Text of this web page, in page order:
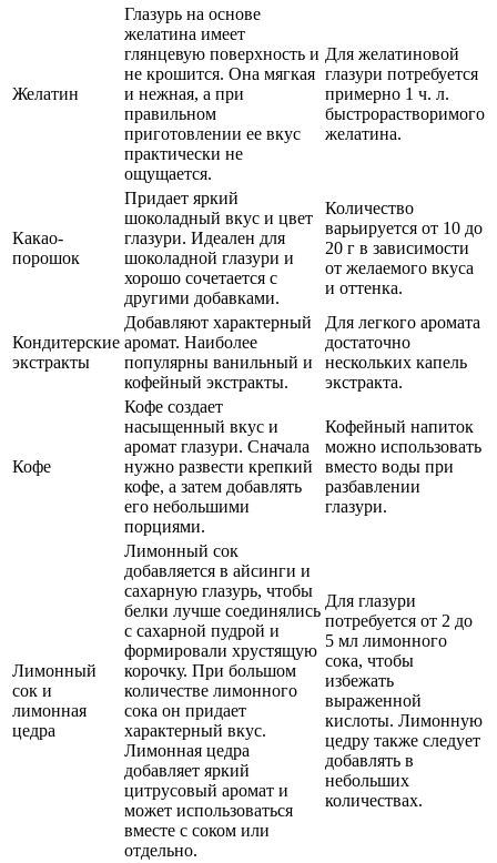
Желатин
Глазурь на основе
желатина имеет
глянцевую поверхность и
не крошится. Она мягкая
и нежная, а при
правильном
приготовлении ее вкус
практически не
ощущается.
Для желатиновой
глазури потребуется
примерно 1 ч. л.
быстрорастворимого
желатина.
Какао-
порошок
Придает яркий
шоколадный вкус и цвет
глазури. Идеален для
шоколадной глазури и
хорошо сочетается с
другими добавками.
Количество
варьируется от 10 до
20 г в зависимости
от желаемого вкуса
и оттенка.
Кондитерские
экстракты
Добавляют характерный
аромат. Наиболее
популярны ванильный и
кофейный экстракты.
Для легкого аромата
достаточно
нескольких капель
экстракта.
Кофе
Кофе создает
насыщенный вкус и
аромат глазури. Сначала
нужно развести крепкий
кофе, а затем добавлять
его небольшими
порциями.
Кофейный напиток
можно использовать
вместо воды при
разбавлении
глазури.
Лимонный
сок и
лимонная
цедра
Лимонный сок
добавляется в айсинги и
сахарную глазурь, чтобы
белки лучше соединялись
с сахарной пудрой и
формировали хрустящую
корочку. При большом
количестве лимонного
сока он придает
характерный вкус.
Лимонная цедра
добавляет яркий
цитрусовый аромат и
может использоваться
вместе с соком или
отдельно.
Для глазури
потребуется от 2 до
5 мл лимонного
сока, чтобы
избежать
выраженной
кислоты. Лимонную
цедру также следует
добавлять в
небольших
количествах.